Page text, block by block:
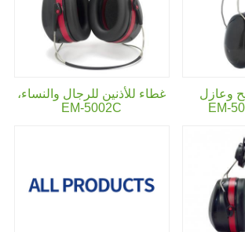
وعازل
EM-
غطاء للأذنين للرجال والنساء،
EM-5002C